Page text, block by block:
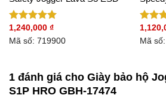
Được xếp
hạng5.00
1,240,000 ₫
Mã số: 719900
Được
hạng
Mã
1 đánh giá cho Giày bảo hộ
S1P HRO GBH-17474